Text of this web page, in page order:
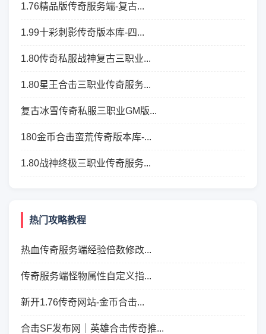
1.76精品版传奇服务端-复古...
1.99十彩刺影传奇版本库-四...
1.80传奇私服战神复古三职业...
1.80星王合击三职业传奇服务...
复古冰雪传奇私服三职业GM版...
180金币合击蛮荒传奇版本库-...
1.80战神终极三职业传奇服务...
热门攻略教程
热血传奇服务端经验倍数修改...
传奇服务端怪物属性自定义指...
新开1.76传奇网站-金币合击...
合击SF发布网｜英雄合击传奇推...